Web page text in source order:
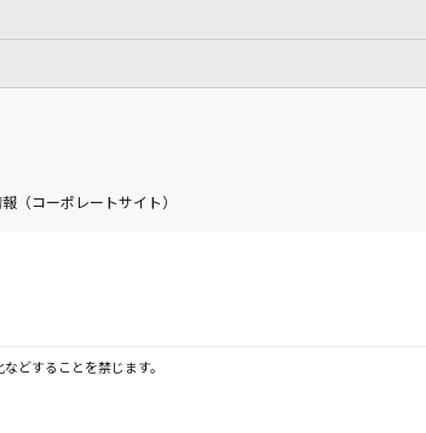
（コーポレートサイト）
どすることを禁じます。